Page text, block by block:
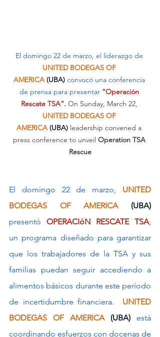
El domingo 22 de marzo, el liderazgo de
UNITED BODEGAS OF
AMERICA (UBA) convocó una conferencia
de prensa para presentar “Operación
Rescate TSA”. On Sunday, March 22,
UNITED BODEGAS OF
AMERICA (UBA) leadership convened a
press conference to unveil Operation TSA
Rescue
El domingo 22 de marzo, UNITED
BODEGAS OF AMERICA
(UBA)
presentó OPERACIóN RESCATE TSA,
un programa diseñado para garantizar
que los trabajadores de la TSA y sus
familias puedan seguir accediendo a
alimentos básicos durante este período
de incertidumbre financiera. UNITED
BODEGAS OF AMERICA
(UBA) está
coordinando esfuerzos con docenas de